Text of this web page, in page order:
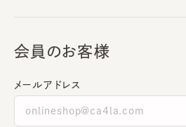
会員のお客様
メールアドレス